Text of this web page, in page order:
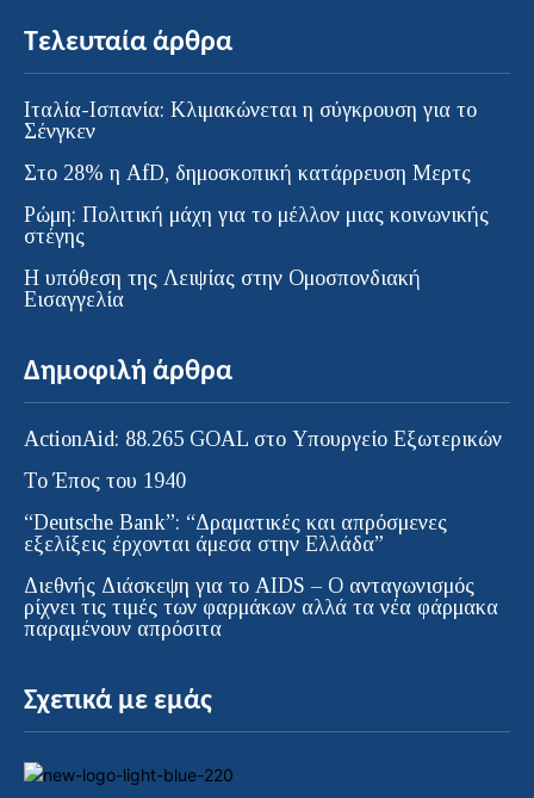
Τελευταία άρθρα
Ιταλία-Ισπανία: Κλιμακώνεται η σύγκρουση για το
Σένγκεν
Στο 28% η AfD, δημοσκοπική κατάρρευση Μερτς
Ρώμη: Πολιτική μάχη για το μέλλον μιας κοινωνικής
στέγης
Η υπόθεση της Λειψίας στην Ομοσπονδιακή
Εισαγγελία
Δημοφιλή άρθρα
ActionAid: 88.265 GOAL στο Υπουργείο Εξωτερικών
Το Έπος του 1940
“Deutsche Bank”: “Δραματικές και απρόσμενες
εξελίξεις έρχονται άμεσα στην Ελλάδα”
Διεθνής Διάσκεψη για το AIDS – Ο ανταγωνισμός
ρίχνει τις τιμές των φαρμάκων αλλά τα νέα φάρμακα
παραμένουν απρόσιτα
Σχετικά με εμάς